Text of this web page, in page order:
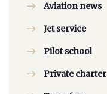
Aviation news
Jet service
Pilot school
Private charter